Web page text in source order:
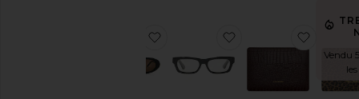
ajouter aux préférésLUNETTES
ajouter aux
Vendu